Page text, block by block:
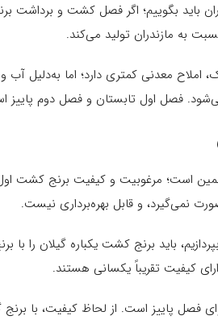
باید بگوییم؛ اگر فصل کشت و برداشت
به مازندران تولید می‌کند.
املاح معدنی کمتری دارد؛ اما به‌دلیل
فصل اول تابستان و فصل دوم پاییز
است؛ مرغوبیت و کیفیت برنج کشت اول
نمی‌گیرد، و قابل بهره‌برداری نیست.
باید برنج کشت یکباره گیلان را با
کیفیت تقریباً یکسانی هستند.
فصل پاییز است. از لحاظ کیفیت، با برنج